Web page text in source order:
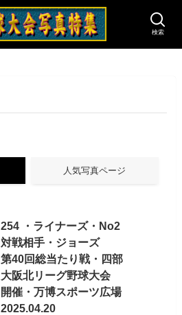
検索
人気写真ページ
254 ・ライナーズ・No2
対戦相手・ジョーズ
第40回総当たり戦・四部
大阪北リーグ野球大会
開催・万博スポーツ広場
2025.04.20